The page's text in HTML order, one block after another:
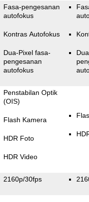
Fasa-pengesanan
autofokus
Kontras Autofokus
Dua-Pixel fasa-
pengesanan
autofokus
Dua-
Penstabilan Optik
(OIS)
Flash Kamera
HDR Foto
HDR Video
2160p/30fps